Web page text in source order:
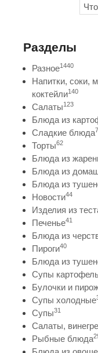
Разделы
Разное1440
Напитки, соки,
коктейли140
Салаты123
Блюда из
Сладкие блюда
Торты62
Блюда из
Блюда из
Блюда из
Новости44
Изделия из
Печенье41
Блюда из
Пироги40
Блюда из
Супы
Булочки и
Супы холодные
Супы31
Салаты,
Рыбные блюда